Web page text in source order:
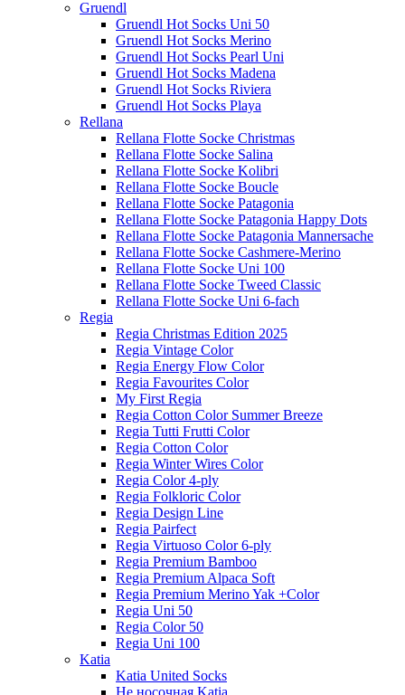
Gruendl
Gruendl Hot Socks Uni 50
Gruendl Hot Socks Merino
Gruendl Hot Socks Pearl Uni
Gruendl Hot Socks Madena
Gruendl Hot Socks Riviera
Gruendl Hot Socks Playa
Rellana
Rellana Flotte Socke Christmas
Rellana Flotte Socke Salina
Rellana Flotte Socke Kolibri
Rellana Flotte Socke Boucle
Rellana Flotte Socke Patagonia
Rellana Flotte Socke Patagonia Happy Dots
Rellana Flotte Socke Patagonia Mannersache
Rellana Flotte Socke Cashmere-Merino
Rellana Flotte Socke Uni 100
Rellana Flotte Socke Tweed Classic
Rellana Flotte Socke Uni 6-fach
Regia
Regia Christmas Edition 2025
Regia Vintage Color
Regia Energy Flow Color
Regia Favourites Color
My First Regia
Regia Cotton Color Summer Breeze
Regia Tutti Frutti Color
Regia Cotton Color
Regia Winter Wires Color
Regia Color 4-ply
Regia Folkloric Color
Regia Design Line
Regia Pairfect
Regia Virtuoso Color 6-ply
Regia Premium Bamboo
Regia Premium Alpaca Soft
Regia Premium Merino Yak +Color
Regia Uni 50
Regia Color 50
Regia Uni 100
Katia
Katia United Socks
Не носочная Katia